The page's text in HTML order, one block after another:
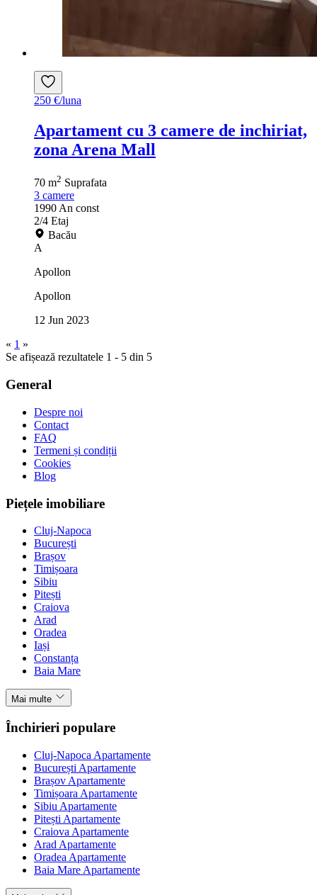
250 €/luna
Apartament cu 3 camere de inchiriat,
zona Arena Mall
70 m2 Suprafata
3 camere
1990An const
2/4 Etaj
Bacău
A
Apollon
Apollon
12 Jun 2023
« 1 »
Se afișează rezultatele 1 - 5 din 5
General
Despre noi
Contact
FAQ
Termeni și condiții
Cookies
Blog
Piețele imobiliare
Cluj-Napoca
București
Brașov
Timișoara
Sibiu
Pitești
Craiova
Arad
Oradea
Iași
Constanța
Baia Mare
Mai multe
Închirieri populare
Cluj-Napoca Apartamente
București Apartamente
Brașov Apartamente
Timișoara Apartamente
Sibiu Apartamente
Pitești Apartamente
Craiova Apartamente
Arad Apartamente
Oradea Apartamente
Baia Mare Apartamente